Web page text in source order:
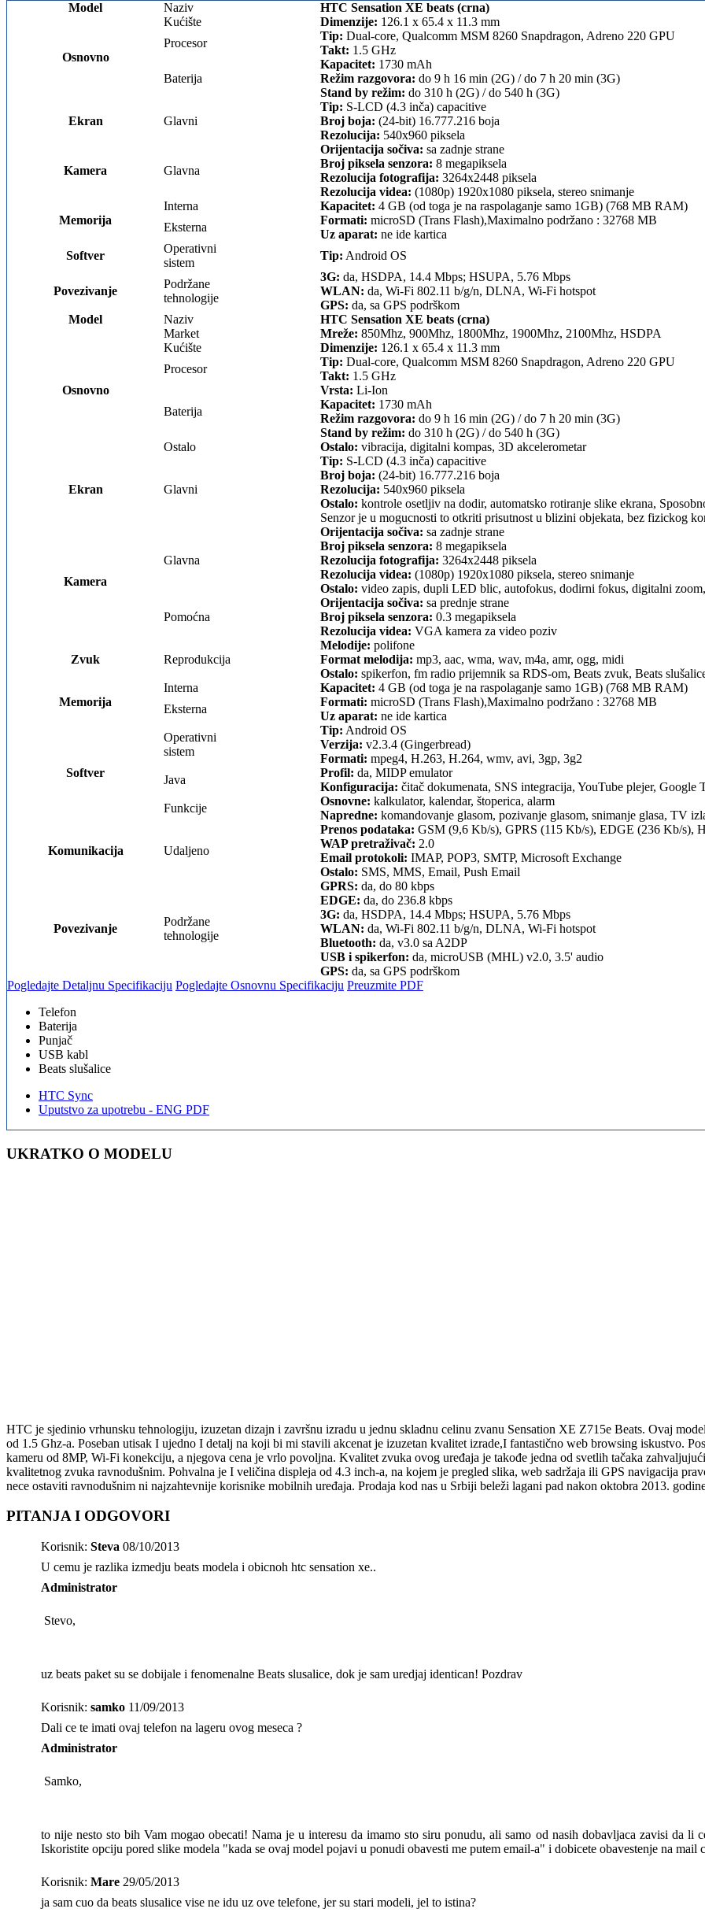
Model Naziv HTC Sensation XE beats (crna)
Osnovno
Kućište Dimenzije: 126.1 x 65.4 x 11.3 mm
Procesor
Tip: Dual-core, Qualcomm MSM 8260 Snapdragon, Adreno 220 GPU
Takt: 1.5 GHz
Baterija
Kapacitet: 1730 mAh
Režim razgovora: do 9 h 16 min (2G) / do 7 h 20 min (3G)
Stand by režim: do 310 h (2G) / do 540 h (3G)
Ekran Glavni
Tip: S-LCD (4.3 inča) capacitive
Broj boja: (24-bit) 16.777.216 boja
Rezolucija: 540x960 piksela
Kamera Glavna
Orijentacija sočiva: sa zadnje strane
Broj piksela senzora: 8 megapiksela
Rezolucija fotografija: 3264x2448 piksela
Rezolucija videa: (1080p) 1920x1080 piksela, stereo snimanje
Memorija
Interna Kapacitet: 4 GB (od toga je na raspolaganje samo 1GB) (768 MB RAM)
Eksterna
Formati: microSD (Trans Flash),Maximalno podržano : 32768 MB
Uz aparat: ne ide kartica
Softver
Operativni
sistem
Tip: Android OS
Povezivanje
Podržane
tehnologije
3G: da, HSDPA, 14.4 Mbps; HSUPA, 5.76 Mbps
WLAN: da, Wi-Fi 802.11 b/g/n, DLNA, Wi-Fi hotspot
GPS: da, sa GPS podrškom
Model
Naziv HTC Sensation XE beats (crna)
Osnovno
Market Mreže: 850Mhz, 900Mhz, 1800Mhz, 1900Mhz, 2100Mhz, HSDPA
Kućište
Dimenzije: 126.1 x 65.4 x 11.3 mm
Procesor
Tip: Dual-core, Qualcomm MSM 8260 Snapdragon, Adreno 220 GPU
Takt: 1.5 GHz
Baterija
Vrsta: Li-Ion
Kapacitet: 1730 mAh
Režim razgovora: do 9 h 16 min (2G) / do 7 h 20 min (3G)
Stand by režim: do 310 h (2G) / do 540 h (3G)
Ostalo
Ostalo: vibracija, digitalni kompas, 3D akcelerometar
Ekran Glavni
Tip: S-LCD (4.3 inča) capacitive
Broj boja: (24-bit) 16.777.216 boja
Rezolucija: 540x960 piksela
Ostalo: kontrole osetljiv na dodir, automatsko rotiranje slike ekrana,
Senzor je u mogucnosti to otkriti prisutnost u blizini objekata, bez fizickog
Kamera
Glavna
Orijentacija sočiva: sa zadnje strane
Broj piksela senzora: 8 megapiksela
Rezolucija fotografija: 3264x2448 piksela
Rezolucija videa: (1080p) 1920x1080 piksela, stereo snimanje
Ostalo: video zapis, dupli LED blic, autofokus, dodirni fokus, digitalni
Pomoćna
Orijentacija sočiva: sa prednje strane
Broj piksela senzora: 0.3 megapiksela
Rezolucija videa: VGA kamera za video poziv
Zvuk Reprodukcija
Melodije: polifone
Format melodija: mp3, aac, wma, wav, m4a, amr, ogg, midi
Ostalo: spikerfon, fm radio prijemnik sa RDS-om, Beats zvuk, Beats
Memorija
Interna Kapacitet: 4 GB (od toga je na raspolaganje samo 1GB) (768 MB RAM)
Eksterna
Formati: microSD (Trans Flash),Maximalno podržano : 32768 MB
Uz aparat: ne ide kartica
Softver
Operativni
sistem
Tip: Android OS
Verzija: v2.3.4 (Gingerbread)
Formati: mpeg4, H.263, H.264, wmv, avi, 3gp, 3g2
Java
Profil: da, MIDP emulator
Konfiguracija: čitač dokumenata, SNS integracija, YouTube plejer, Google
Funkcije
Osnovne: kalkulator, kalendar, štoperica, alarm
Napredne: komandovanje glasom, pozivanje glasom, snimanje glasa, TV
Komunikacija Udaljeno
Prenos podataka: GSM (9,6 Kb/s), GPRS (115 Kb/s), EDGE (236 Kb/s),
WAP pretraživač: 2.0
Email protokoli: IMAP, POP3, SMTP, Microsoft Exchange
Ostalo: SMS, MMS, Email, Push Email
Povezivanje
Podržane
tehnologije
GPRS: da, do 80 kbps
EDGE: da, do 236.8 kbps
3G: da, HSDPA, 14.4 Mbps; HSUPA, 5.76 Mbps
WLAN: da, Wi-Fi 802.11 b/g/n, DLNA, Wi-Fi hotspot
Bluetooth: da, v3.0 sa A2DP
USB i spikerfon: da, microUSB (MHL) v2.0, 3.5' audio
GPS: da, sa GPS podrškom
Pogledajte Detaljnu Specifikaciju Pogledajte Osnovnu Specifikaciju Preuzmite PDF
Telefon
Baterija
Punjač
USB kabl
Beats slušalice
HTC Sync
Uputstvo za upotrebu - ENG PDF
UKRATKO O MODELU
HTC je sjedinio vrhunsku tehnologiju, izuzetan dizajn i završnu izradu u jednu skladnu celinu zvanu Sensation XE Z715e Beats. Ovaj
od 1.5 Ghz-a. Poseban utisak I ujedno I detalj na koji bi mi stavili akcenat je izuzetan kvalitet izrade,I fantastično web browsing iskustvo.
kameru od 8MP, Wi-Fi konekciju, a njegova cena je vrlo povoljna. Kvalitet zvuka ovog uređaja je takođe jedna od svetlih tačaka
kvalitetnog zvuka ravnodušnim. Pohvalna je I veličina displeja od 4.3 inch-a, na kojem je pregled slika, web sadržaja ili GPS navigacija
nece ostaviti ravnodušnim ni najzahtevnije korisnike mobilnih uređaja. Prodaja kod nas u Srbiji beleži lagani pad nakon oktobra 2013.
PITANJA I ODGOVORI
Korisnik: Steva 08/10/2013
U cemu je razlika izmedju beats modela i obicnoh htc sensation xe..
Administrator
Stevo,
uz beats paket su se dobijale i fenomenalne Beats slusalice, dok je sam uredjaj identican! Pozdrav
Korisnik: samko 11/09/2013
Dali ce te imati ovaj telefon na lageru ovog meseca ?
Administrator
Samko,
to nije nesto sto bih Vam mogao obecati! Nama je u interesu da imamo sto siru ponudu, ali samo od nasih dobavljaca zavisi da
Iskoristite opciju pored slike modela "kada se ovaj model pojavi u ponudi obavesti me putem email-a" i dobicete obavestenje na
Korisnik: Mare 29/05/2013
ja sam cuo da beats slusalice vise ne idu uz ove telefone, jer su stari modeli, jel to istina?